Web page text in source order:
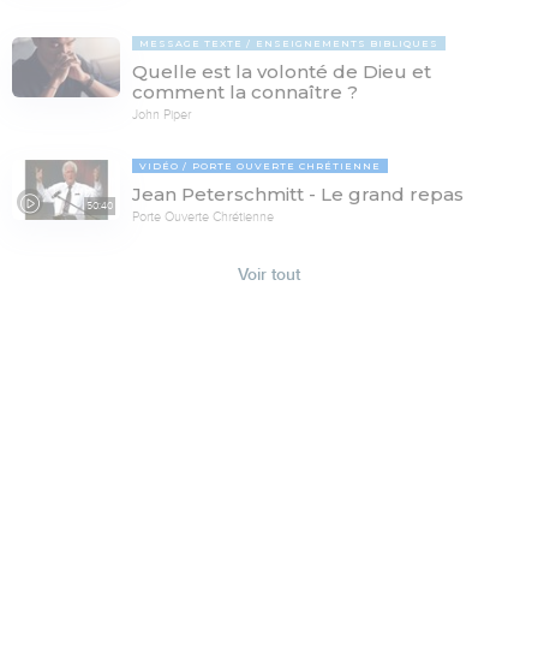
MESSAGE TEXTE ENSEIGNEMENTS BIBLIQUES
Quelle est la volonté de Dieu et
comment la connaître ?
John Piper
50:40
VIDÉO PORTE OUVERTE CHRÉTIENNE
Jean Peterschmitt - Le grand repas
Porte Ouverte Chrétienne
Voir tout